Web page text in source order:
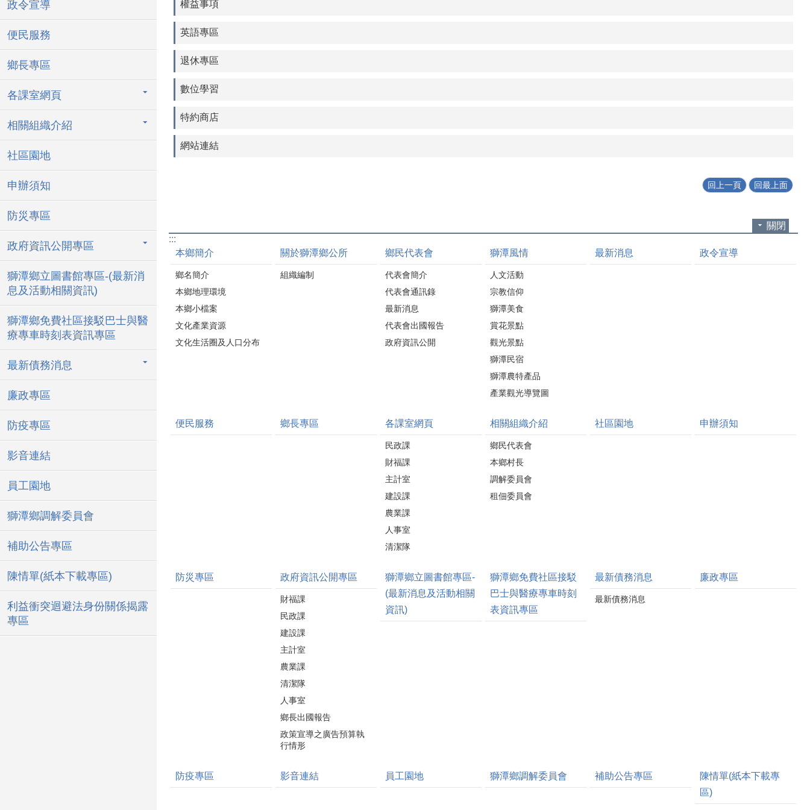
政令宣導
便民服務
鄉長專區
各課室網頁
相關組織介紹
社區園地
申辦須知
防災專區
政府資訊公開專區
獅潭鄉立圖書館專區-(最新消
息及活動相關資訊)
獅潭鄉免費社區接駁巴士與醫
療專車時刻表資訊專區
最新債務消息
廉政專區
防疫專區
影音連結
員工園地
獅潭鄉調解委員會
補助公告專區
陳情單(紙本下載專區)
利益衝突迴避法身份關係揭露
專區
權益事項
英語專區
退休專區
數位學習
特約商店
網站連結
回上一頁 回最上面
關閉
:::
本鄉簡介
鄉名簡介
本鄉地理環境
本鄉小檔案
文化產業資源
文化生活圈及人口分布
關於獅潭鄉公所
組織編制
鄉民代表會
代表會簡介
代表會通訊錄
最新消息
代表會出國報告
政府資訊公開
獅潭風情
人文活動
宗教信仰
獅潭美食
賞花景點
觀光景點
獅潭民宿
獅潭農特產品
產業觀光導覽圖
最新消息 政令宣導
便民服務 鄉長專區 各課室網頁
民政課
財福課
主計室
建設課
農業課
人事室
清潔隊
相關組織介紹
鄉民代表會
本鄉村長
調解委員會
租佃委員會
社區園地 申辦須知
防災專區 政府資訊公開專區
財福課
民政課
建設課
主計室
農業課
清潔隊
人事室
鄉長出國報告
政策宣導之廣告預算執
行情形
獅潭鄉立圖書館專區-
(最新消息及活動相關
資訊)
獅潭鄉免費社區接駁
巴士與醫療專車時刻
表資訊專區
最新債務消息
最新債務消息
廉政專區
防疫專區 影音連結 員工園地 獅潭鄉調解委員會 補助公告專區
陳情單(紙本下載專
區)